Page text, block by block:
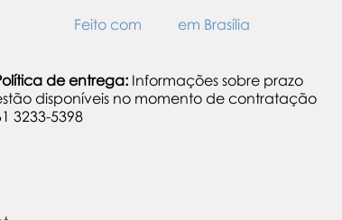
Feito com em Brasília
de entrega: Informações sobre prazo
disponíveis no momento de contratação
3233-5398